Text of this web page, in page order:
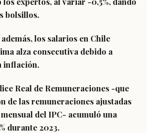
bolsillos.
los salarios en Chile
alza consecutiva debido a
inflación.
Real de Remuneraciones -que
de las remuneraciones ajustadas
del IPC- acumuló una
durante 2023.